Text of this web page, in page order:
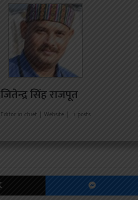
जितेन्द्र सिंह राजपूत
Editor in chief | Website | + posts
X